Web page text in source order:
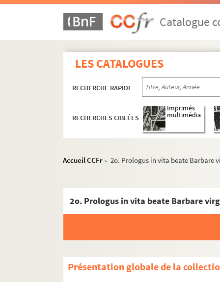
Catalogue
LES CATALOGUES
RECHERCHE RAPIDE
RECHERCHES CIBLÉES
Imprimés
multimédia
Accueil CCFr > 2o. Prologus in vita beate Barbare
2o. Prologus in vita beate Barbare
Présentation globale de la
1. Dialogi Gregorii papæ
2. Rupertus de divinis officiis
3. Missale ecclesiæ Sanctæ Mariæ
4. Cassiodori historia tripartita
6a. Sermones fratris Guidonis
7. (Recueil)
8. (Recueil)
12. (Recueil)